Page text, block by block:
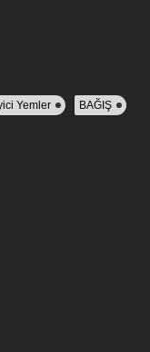
Yemler BAĞIŞ